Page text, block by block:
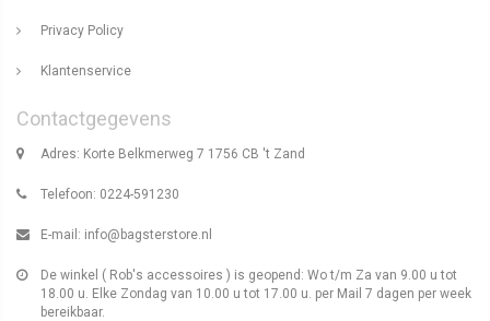
Privacy Policy
Klantenservice
Contactgegevens
Adres: Korte Belkmerweg 7 1756 CB 't Zand
Telefoon: 0224-591230
E-mail: info@bagsterstore.nl
De winkel ( Rob's accessoires ) is geopend: Wo t/m Za van 9.00 u tot
18.00 u. Elke Zondag van 10.00 u tot 17.00 u. per Mail 7 dagen per week
bereikbaar.